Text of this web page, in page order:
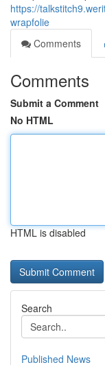
https://
wrapfolie
Comments
Comments
Submit a Comment
No HTML
HTML is disabled
Search
Published News